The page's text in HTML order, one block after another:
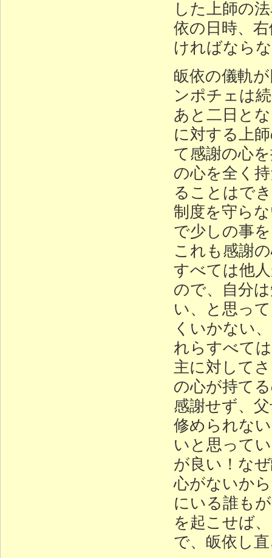
した上師の
依の日時、
ければなら
皈依の儀軌
ンポチェは
あと二日と
に対する上
て感謝の心
の心を全く
ることはで
制度を守ら
で少しの事
これも感謝
すべては他
ので、自分
い、と思っ
くいかない
れらすべて
主に対して
の心が持て
感謝せず、
修められな
いと思って
が良い！な
心がないか
にいる誰も
を起こせば
で、皈依し